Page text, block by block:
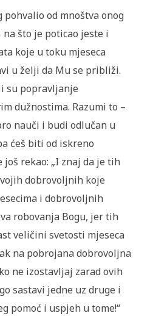
pohvalio od mnoštva onog
što je poticao jeste i
koje u toku mjeseca
u želji da Mu se približi.
su popravljanje
dužnostima. Razumi to –
nauči i budi odlučan u
ćeš biti od iskreno
još rekao: „I znaj da je tih
dobrovoljnih koje
i dobrovoljnih
robovanja Bogu, jer tih
veličini svetosti mjeseca
na pobrojana dobrovoljna
ne izostavljaj zarad ovih
sastavi jedne uz druge i
pomoć i uspjeh u tome!“